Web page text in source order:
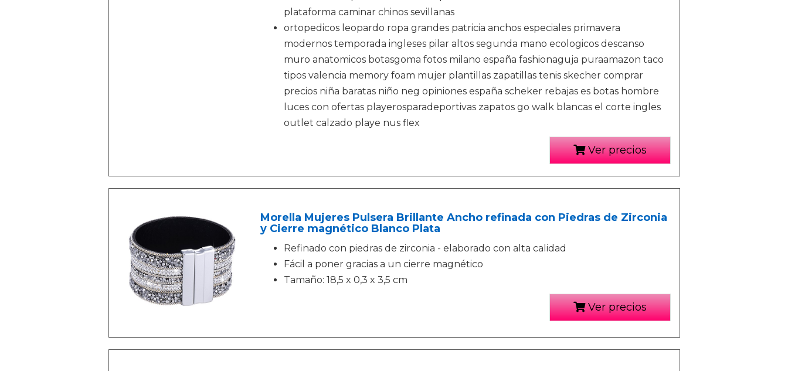
plataforma caminar chinos sevillanas
ortopedicos leopardo ropa grandes patricia anchos especiales primavera
modernos temporada ingleses pilar altos segunda mano ecologicos descanso
muro anatomicos botasgoma fotos milano españa fashionaguja puraamazon taco
tipos valencia memory foam mujer plantillas zapatillas tenis skecher comprar
precios niña baratas niño neg opiniones españa scheker rebajas es botas hombre
luces con ofertas playerosparadeportivas zapatos go walk blancas el corte ingles
outlet calzado playe nus flex
Ver precios
Morella Mujeres Pulsera Brillante Ancho refinada con Piedras de Zirconia
y Cierre magnético Blanco Plata
Refinado con piedras de zirconia - elaborado con alta calidad
Fácil a poner gracias a un cierre magnético
Tamaño: 18,5 x 0,3 x 3,5 cm
Ver precios